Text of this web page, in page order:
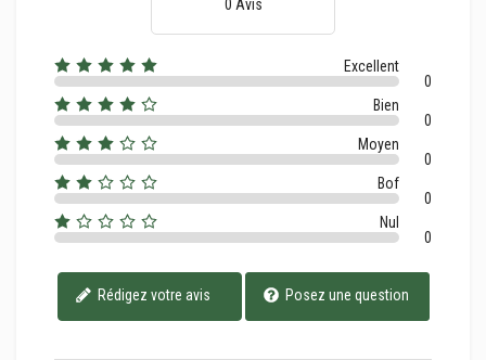
0 Avis
Excellent
0
Bien
0
Moyen
0
Bof
0
Nul
0
Rédigez votre avis Posez une question